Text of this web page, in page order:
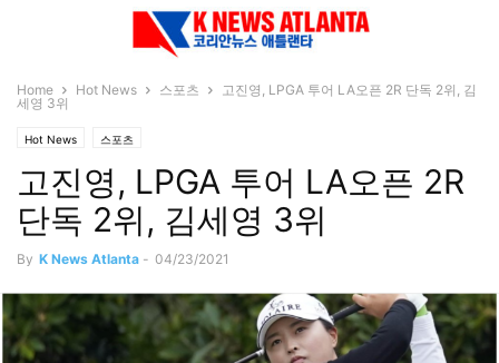
Home Hot News 스포츠
고진영, LPGA 투어 LA오픈 2R 단독 2위, 김
세영 3위
Hot News 스포츠
고진영, LPGA 투어 LA오픈 2R
단독 2위, 김세영 3위
By K News Atlanta - 04/23/2021